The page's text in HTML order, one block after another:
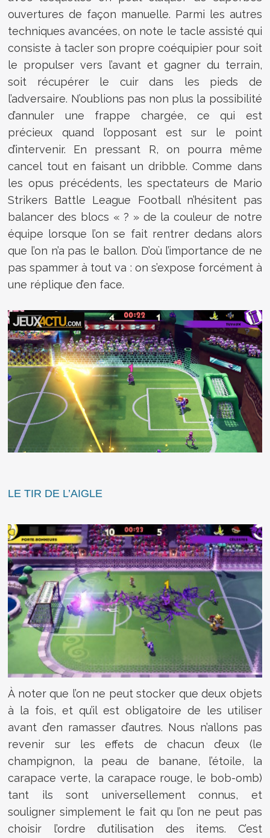
ouvertures de façon manuelle. Parmi les autres
techniques avancées, on note le tacle assisté qui
consiste à tacler son propre coéquipier pour soit
le propulser vers l’avant et gagner du terrain,
soit récupérer le cuir dans les pieds de
l’adversaire. N’oublions pas non plus la possibilité
d’annuler une frappe chargée, ce qui est
précieux quand l’opposant est sur le point
d’intervenir. En pressant R, on pourra même
cancel tout en faisant un dribble. Comme dans
les opus précédents, les spectateurs de Mario
Strikers Battle League Football n’hésitent pas
balancer des blocs « ? » de la couleur de notre
équipe lorsque l’on se fait rentrer dedans alors
que l’on n’a pas le ballon. D’où l’importance de ne
pas spammer à tout va : on s’expose forcément à
une réplique d’en face.
LE TIR DE L’AIGLE
À noter que l’on ne peut stocker que deux objets
à la fois, et qu’il est obligatoire de les utiliser
avant d’en ramasser d’autres. Nous n’allons pas
revenir sur les effets de chacun d’eux (le
champignon, la peau de banane, l’étoile, la
carapace verte, la carapace rouge, le bob-omb)
tant ils sont universellement connus, et
souligner simplement le fait qu l’on ne peut pas
choisir l’ordre d’utilisation des items. C’est